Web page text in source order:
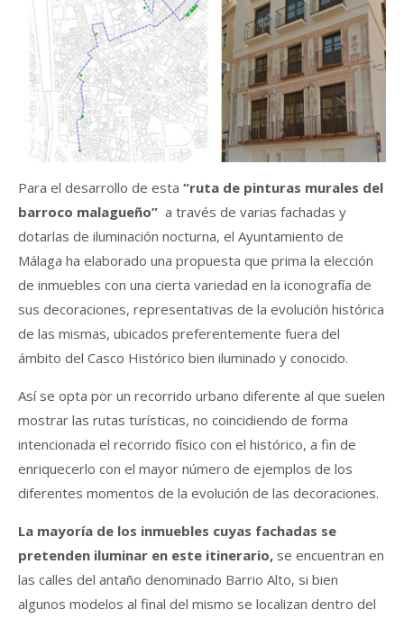
Para el desarrollo de esta “ruta de pinturas murales del
barroco malagueño” a través de varias fachadas y
dotarlas de iluminación nocturna, el Ayuntamiento de
Málaga ha elaborado una propuesta que prima la elección
de inmuebles con una cierta variedad en la iconografía de
sus decoraciones, representativas de la evolución histórica
de las mismas, ubicados preferentemente fuera del
ámbito del Casco Histórico bien iluminado y conocido.
Así se opta por un recorrido urbano diferente al que suelen
mostrar las rutas turísticas, no coincidiendo de forma
intencionada el recorrido físico con el histórico, a fin de
enriquecerlo con el mayor número de ejemplos de los
diferentes momentos de la evolución de las decoraciones.
La mayoría de los inmuebles cuyas fachadas se
pretenden iluminar en este itinerario, se encuentran en
las calles del antaño denominado Barrio Alto, si bien
algunos modelos al final del mismo se localizan dentro del